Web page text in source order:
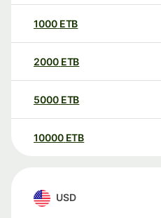
1000 ETB
2000 ETB
5000 ETB
10000 ETB
USD